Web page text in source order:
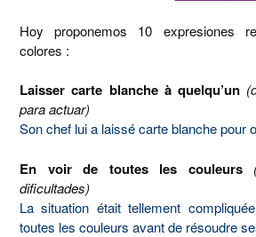
Hoy proponemos 10 expresiones
colores :
Laisser carte blanche à quelqu’un
para actuar)
Son chef lui a laissé carte blanche pour
En voir de toutes les couleurs
dificultades)
La situation était tellement
toutes les couleurs avant de résoudre